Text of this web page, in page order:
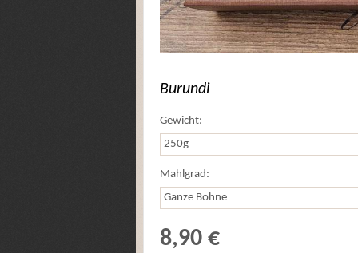
Burundi
Gewicht:
Mahlgrad:
8,90 €